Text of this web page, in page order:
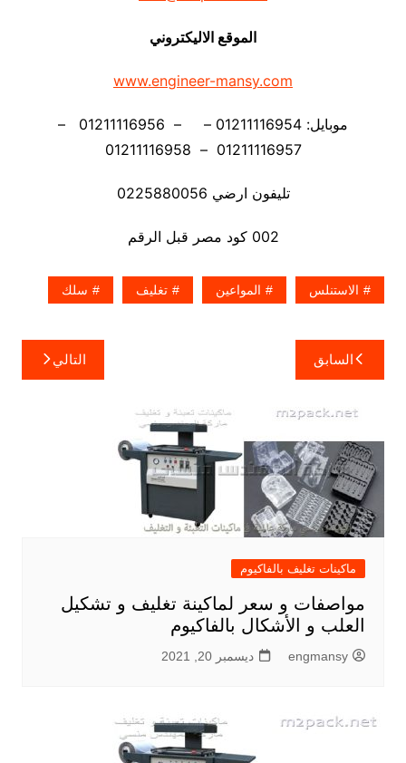
الموقع الاليكتروني
www.engineer-mansy.com
موبايل: 01211116954 – – 01211116956 –
01211116957 – 01211116958
تليفون ارضي 0225880056
002 كود مصر قبل الرقم​
الاستنلس المواعين تغليف سلك
تصفّح
المقالات
السابق التالي
ماكينات تغليف بالفاكيوم
مواصفات و سعر لماكينة تغليف و تشكيل
العلب و الأشكال بالفاكيوم
engmansy ديسمبر 20, 2021